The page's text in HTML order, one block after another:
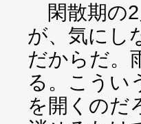
閑散期の2
が、気にし
だからだ。
る。こうい
を開くのだ